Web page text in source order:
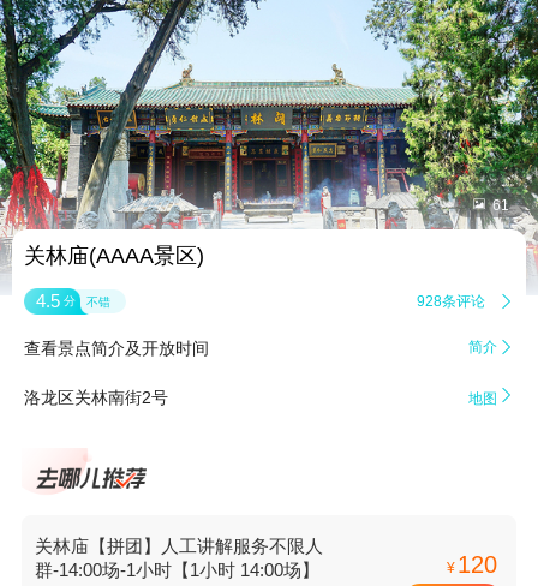
 61
关林庙(AAAA景区)
4.5 分 不错 928条评论 
查看景点简介及开放时间 简介 
洛龙区关林南街2号 地图 
关林庙【拼团】人工讲解服务不限人
群-14:00场-1小时【1小时 14:00场】
¥ 120
